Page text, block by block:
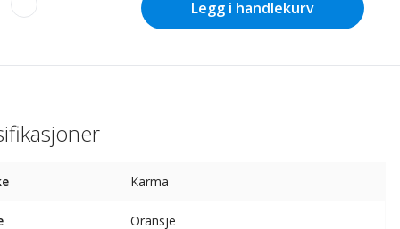
Legg i handlekurv
Karma
Oransje